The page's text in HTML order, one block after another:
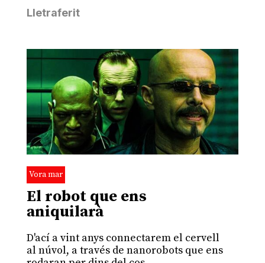
Lletraferit
Vora mar
El robot que ens
aniquilarà
D'ací a vint anys connectarem el cervell
al núvol, a través de nanorobots que ens